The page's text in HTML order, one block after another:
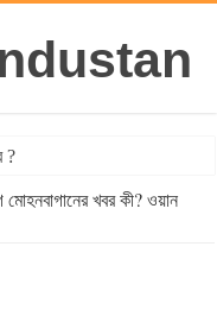
?
খবর কী?‌ ওয়ান